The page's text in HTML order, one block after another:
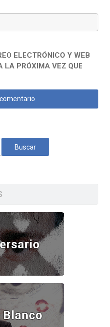
ELECTRÓNICO Y WEB
LA PRÓXIMA VEZ QUE